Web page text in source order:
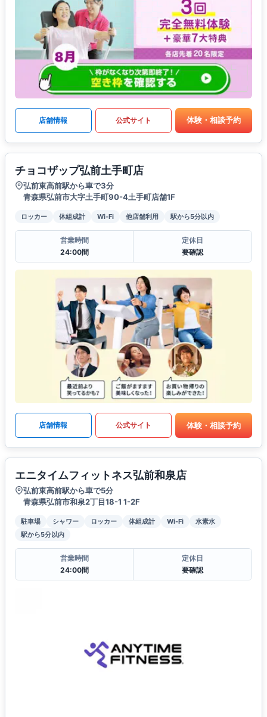
店舗情報 公式サイト 体験・相談予約
チョコザップ弘前土手町店
弘前東高前駅から車で3分
青森県弘前市大字土手町90-4土手町店舗1F
ロッカー 体組成計 Wi-Fi 他店舗利用 駅から5分以内
営業時間
24:00間
定休日
要確認
店舗情報 公式サイト 体験・相談予約
エニタイムフィットネス弘前和泉店
弘前東高前駅から車で5分
青森県弘前市和泉2丁目18-1 1-2F
駐車場 シャワー ロッカー 体組成計 Wi-Fi
水素水
駅から5分以内
営業時間
24:00間
定休日
要確認